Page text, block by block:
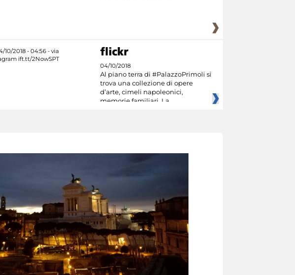
04/10/2018
Al piano terra di #PalazzoPrimoli si
trova una collezione di opere
d’arte, cimeli napoleonici,
memorie familiari. La